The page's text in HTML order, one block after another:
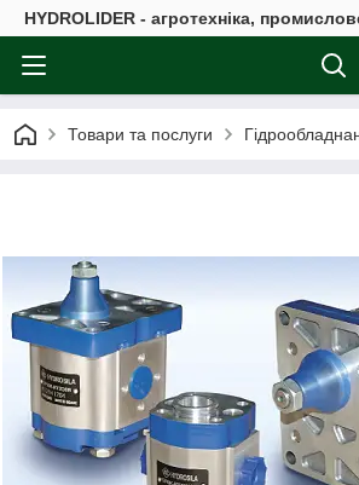
HYDROLIDER - агротехніка,
Товари та послуги